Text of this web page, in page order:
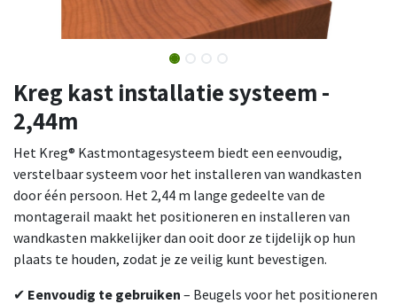
Kreg kast installatie systeem -
2,44m
Het Kreg® Kastmontagesysteem biedt een eenvoudig,
verstelbaar systeem voor het installeren van wandkasten
door één persoon. Het 2,44 m lange gedeelte van de
montagerail maakt het positioneren en installeren van
wandkasten makkelijker dan ooit door ze tijdelijk op hun
plaats te houden, zodat je ze veilig kunt bevestigen.
✔ Eenvoudig te gebruiken – Beugels voor het positioneren